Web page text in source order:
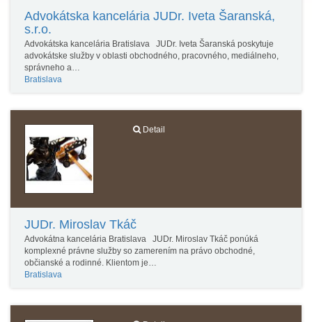
Advokátska kancelária JUDr. Iveta Šaranská,
s.r.o.
Advokátska kancelária Bratislava JUDr. Iveta Šaranská poskytuje
advokátske služby v oblasti obchodného, pracovného, mediálneho,
správneho a…
Bratislava
Detail
JUDr. Miroslav Tkáč
Advokátna kancelária Bratislava JUDr. Miroslav Tkáč ponúká
komplexné právne služby so zamerením na právo obchodné,
občianské a rodinné. Klientom je…
Bratislava